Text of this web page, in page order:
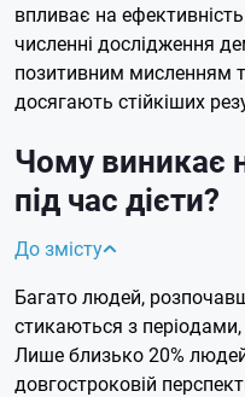
впливає на
численні дослідження
позитивним мисленням
досягають стійкіших
Чому виникає
під час дієти?
До змісту
Багато людей,
стикаються з
Лише близько 20%
довгостроковій